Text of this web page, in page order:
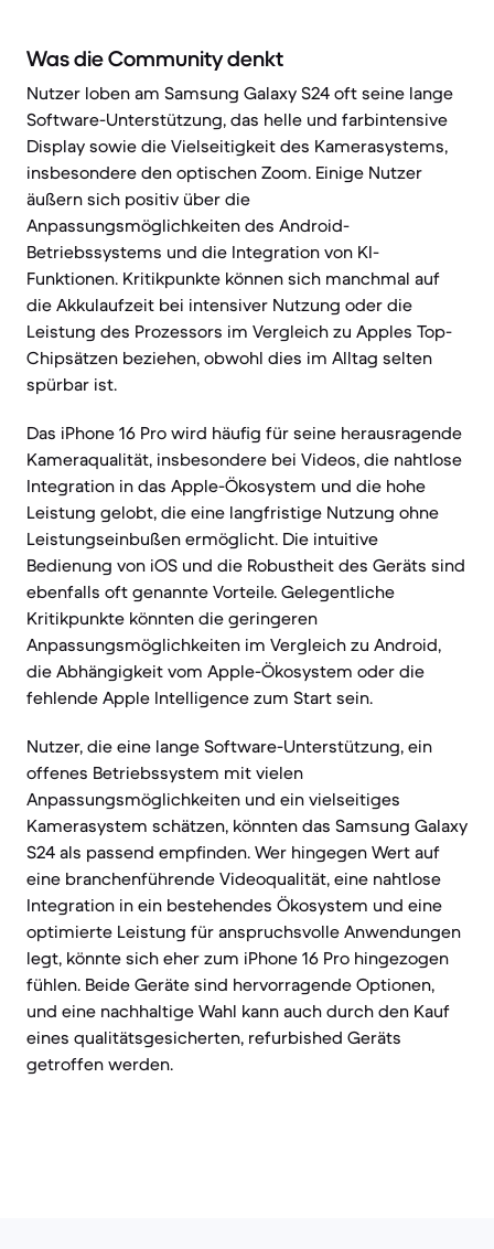
Was die Community denkt
Nutzer loben am Samsung Galaxy S24 oft seine lange
Software-Unterstützung, das helle und farbintensive
Display sowie die Vielseitigkeit des Kamerasystems,
insbesondere den optischen Zoom. Einige Nutzer
äußern sich positiv über die
Anpassungsmöglichkeiten des Android-
Betriebssystems und die Integration von KI-
Funktionen. Kritikpunkte können sich manchmal auf
die Akkulaufzeit bei intensiver Nutzung oder die
Leistung des Prozessors im Vergleich zu Apples Top-
Chipsätzen beziehen, obwohl dies im Alltag selten
spürbar ist.
Das iPhone 16 Pro wird häufig für seine herausragende
Kameraqualität, insbesondere bei Videos, die nahtlose
Integration in das Apple-Ökosystem und die hohe
Leistung gelobt, die eine langfristige Nutzung ohne
Leistungseinbußen ermöglicht. Die intuitive
Bedienung von iOS und die Robustheit des Geräts sind
ebenfalls oft genannte Vorteile. Gelegentliche
Kritikpunkte könnten die geringeren
Anpassungsmöglichkeiten im Vergleich zu Android,
die Abhängigkeit vom Apple-Ökosystem oder die
fehlende Apple Intelligence zum Start sein.
Nutzer, die eine lange Software-Unterstützung, ein
offenes Betriebssystem mit vielen
Anpassungsmöglichkeiten und ein vielseitiges
Kamerasystem schätzen, könnten das Samsung Galaxy
S24 als passend empfinden. Wer hingegen Wert auf
eine branchenführende Videoqualität, eine nahtlose
Integration in ein bestehendes Ökosystem und eine
optimierte Leistung für anspruchsvolle Anwendungen
legt, könnte sich eher zum iPhone 16 Pro hingezogen
fühlen. Beide Geräte sind hervorragende Optionen,
und eine nachhaltige Wahl kann auch durch den Kauf
eines qualitätsgesicherten, refurbished Geräts
getroffen werden.